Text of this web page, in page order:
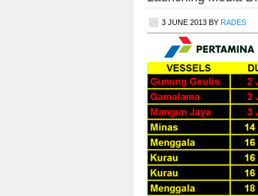
3 JUNE 2013 BY RADES